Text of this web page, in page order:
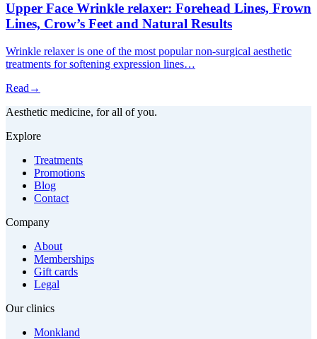
Upper Face Wrinkle relaxer: Forehead Lines, Frown
Lines, Crow’s Feet and Natural Results
Wrinkle relaxer is one of the most popular non-surgical aesthetic
treatments for softening expression lines…
Read →
Aesthetic medicine, for all of you.
Explore
Treatments
Promotions
Blog
Contact
Company
About
Memberships
Gift cards
Legal
Our clinics
Monkland